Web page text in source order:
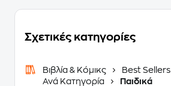
Σχετικές κατηγορίες
Βιβλία & Κόμικς
Best Sellers
Ανά Κατηγορία
Παιδικά